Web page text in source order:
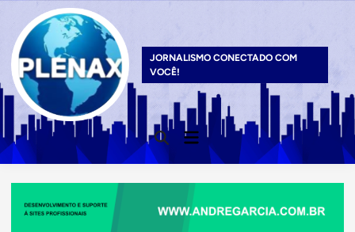
content
JORNALISMO CONECTADO COM
VOCÊ!
Open
Search
Main
Menu